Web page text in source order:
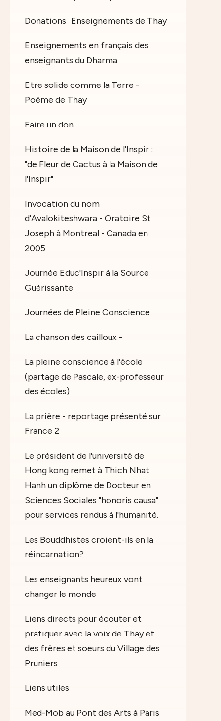
Donations Enseignements de Thay
Enseignements en français des
enseignants du Dharma
Etre solide comme la Terre -
Poème de Thay
Faire un don
Histoire de la Maison de l'Inspir :
"de Fleur de Cactus à la Maison de
l'Inspir"
Invocation du nom
d'Avalokiteshwara - Oratoire St
Joseph à Montreal - Canada en
2005
Journée Educ'Inspir à la Source
Guérissante
Journées de Pleine Conscience
La chanson des cailloux -
La pleine conscience à l'école
(partage de Pascale, ex-professeur
des écoles)
La prière - reportage présenté sur
France 2
Le président de l'université de
Hong kong remet à Thich Nhat
Hanh un diplôme de Docteur en
Sciences Sociales "honoris causa"
pour services rendus à l'humanité.
Les Bouddhistes croient-ils en la
réincarnation?
Les enseignants heureux vont
changer le monde
Liens directs pour écouter et
pratiquer avec la voix de Thay et
des frères et soeurs du Village des
Pruniers
Liens utiles
Med-Mob au Pont des Arts à Paris